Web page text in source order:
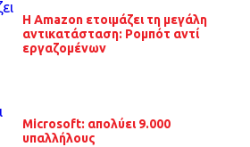
Η Amazon ετοιμάζει τη μεγάλη
αντικατάσταση: Ρομπότ αντί
εργαζομένων
Microsoft: απολύει 9.000
υπαλλήλους